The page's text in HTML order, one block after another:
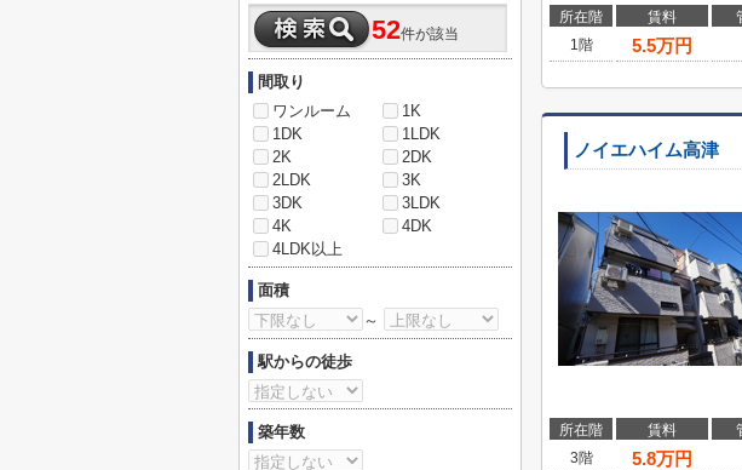
所在階 賃料
1階
5.5万円
ノイエハイム高津
所在階 賃料
3階
5.8万円
52件が該当
間取り
ワンルーム
1K
1DK
1LDK
2K
2DK
2LDK
3K
3DK
3LDK
4K
4DK
4LDK以上
面積
～
駅からの徒歩
築年数